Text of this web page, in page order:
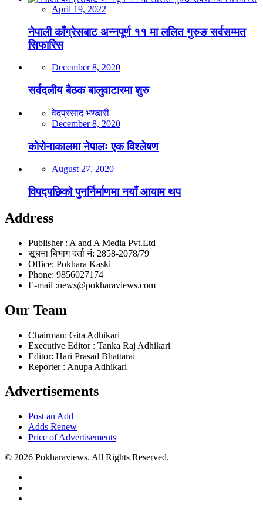
April 19, 2022
नेपाली काँग्रेसबाट अन्नपूर्ण ११ मा ललित गुरुङ सर्वसम्मत
सिफारिस
December 8, 2020
सर्वदलीय बैठक बालुवाटारमा शुरु
वेदप्रसाद भण्डारी
December 8, 2020
कोरोनाकालमा नेपालः एक विश्लेषण
August 27, 2020
विपद्पछिको पुनर्निर्माणमा नयाँ आयाम थप
Address
Publisher : A and A Media Pvt.Ltd
सूचना बिभाग दर्ता नं: 2858-2078/79
Office: Pokhara Kaski
Phone: 9856027174
E-mail :news@pokharaviews.com
Our Team
Chairman: Gita Adhikari
Executive Editor : Tanka Raj Adhikari
Editor: Hari Prasad Bhattarai
Reporter : Anupa Adhikari
Advertisements
Post an Add
Adds Renew
Price of Advertisements
© 2026 Pokharaviews. All Rights Reserved.